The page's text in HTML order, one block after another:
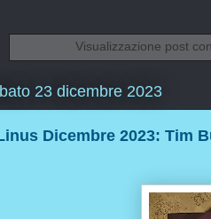
Visualizzazione post
23 dicembre 2023
Dicembre 2023: Tim